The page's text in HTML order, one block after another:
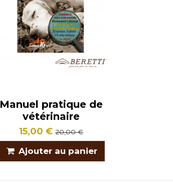
Manuel pratique de
vétérinaire
15,00 € 20,00 €
Ajouter au panier